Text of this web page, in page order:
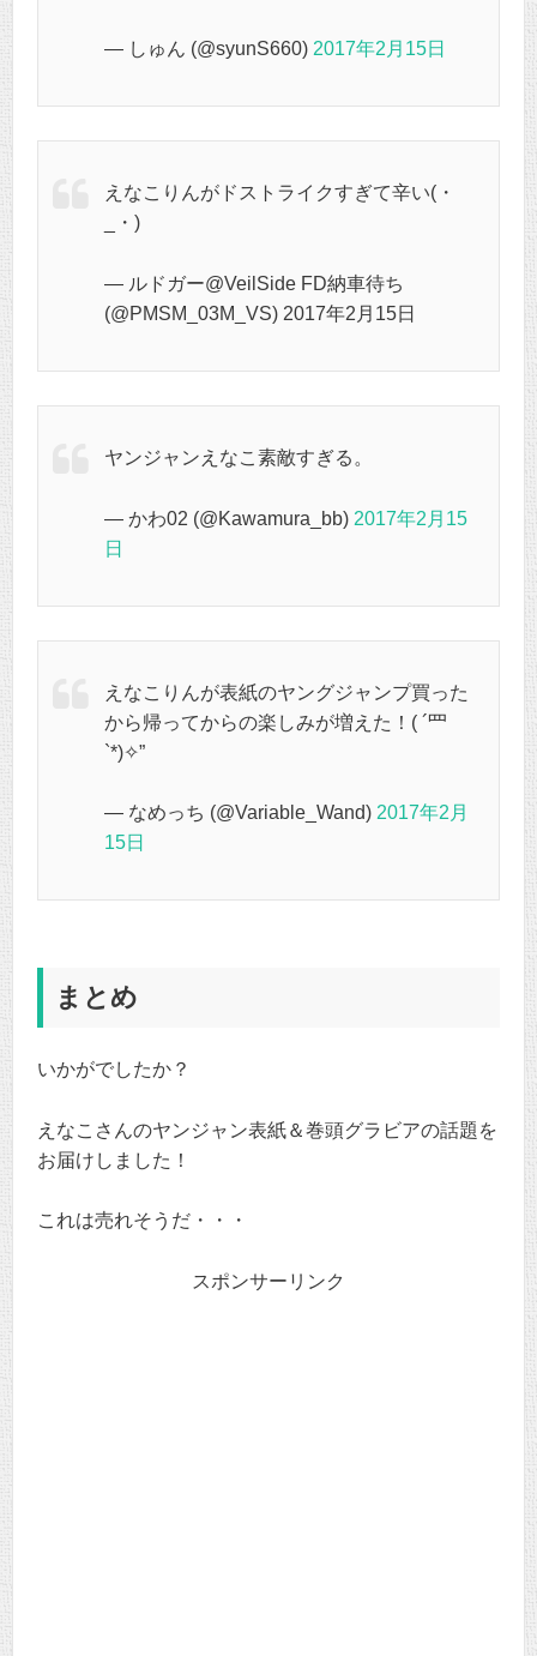
— しゅん (@syunS660) 2017年2月15日
えなこりんがドストライクすぎて辛い(・
_・)
— ルドガー@VeilSide FD納車待ち
(@PMSM_03M_VS) 2017年2月15日
ヤンジャンえなこ素敵すぎる。
— かわ02 (@Kawamura_bb) 2017年2月15
日
えなこりんが表紙のヤングジャンプ買った
から帰ってからの楽しみが増えた！( ´罒
`*)✧”
— なめっち (@Variable_Wand) 2017年2月
15日
まとめ
いかがでしたか？
えなこさんのヤンジャン表紙＆巻頭グラビアの話題を
お届けしました！
これは売れそうだ・・・
スポンサーリンク